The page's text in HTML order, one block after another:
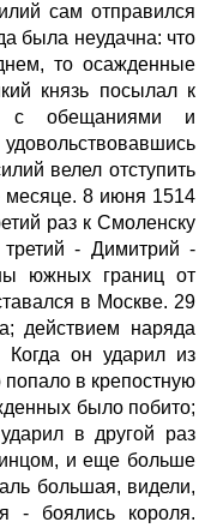
сам отправился
была неудачна: что
то осажденные
князь посылал к
с обещаниями и
велел отступить
месяце. 8 июня 1514
раз к Смоленску
- Димитрий -
южных границ от
в Москве. 29
действием наряда
он ударил из
в крепостную
было побито;
в другой раз
и еще больше
большая, видели,
- боялись короля.